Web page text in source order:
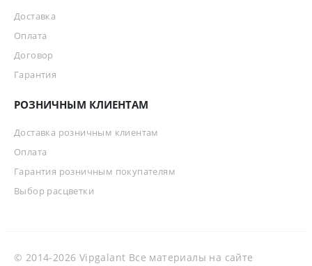
Доставка
Оплата
Договор
Гарантия
РОЗНИЧНЫМ КЛИЕНТАМ
Доставка розничным клиентам
Оплата
Гарантия розничным покупателям
Выбор расцветки
© 2014-2026 Vipgalant Все материалы на сайте